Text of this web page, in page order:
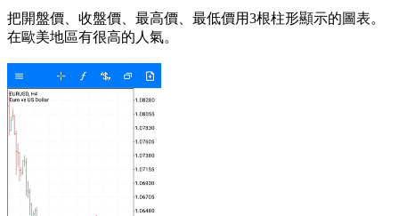
把開盤價、收盤價、最高價、最低價用3根柱形顯示的圖表。
在歐美地區有很高的人氣。